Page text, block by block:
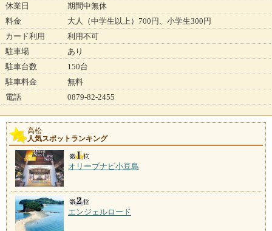
休業日
期間中無休
料金
大人（中学生以上）700円、小学生300円
カード利用
利用不可
駐車場
あり
駐車台数
150台
駐車料金
無料
電話
0879-82-2455
高松
人気スポットランキング
オリーブナビ小豆島
エンジェルロード